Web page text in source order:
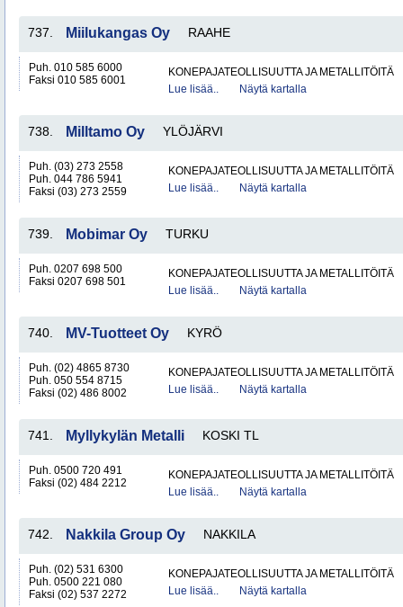
737. Miilukangas Oy RAAHE
Puh. 010 585 6000
Faksi 010 585 6001
KONEPAJATEOLLISUUTTA JA METALLITÖITÄ
Lue lisää..
Näytä kartalla
738. Milltamo Oy YLÖJÄRVI
Puh. (03) 273 2558
Puh. 044 786 5941
Faksi (03) 273 2559
KONEPAJATEOLLISUUTTA JA METALLITÖITÄ
Lue lisää..
Näytä kartalla
739. Mobimar Oy TURKU
Puh. 0207 698 500
Faksi 0207 698 501
KONEPAJATEOLLISUUTTA JA METALLITÖITÄ
Lue lisää..
Näytä kartalla
740. MV-Tuotteet Oy KYRÖ
Puh. (02) 4865 8730
Puh. 050 554 8715
Faksi (02) 486 8002
KONEPAJATEOLLISUUTTA JA METALLITÖITÄ
Lue lisää..
Näytä kartalla
741. Myllykylän Metalli KOSKI TL
Puh. 0500 720 491
Faksi (02) 484 2212
KONEPAJATEOLLISUUTTA JA METALLITÖITÄ
Lue lisää..
Näytä kartalla
742. Nakkila Group Oy NAKKILA
Puh. (02) 531 6300
Puh. 0500 221 080
Faksi (02) 537 2272
KONEPAJATEOLLISUUTTA JA METALLITÖITÄ
Lue lisää..
Näytä kartalla